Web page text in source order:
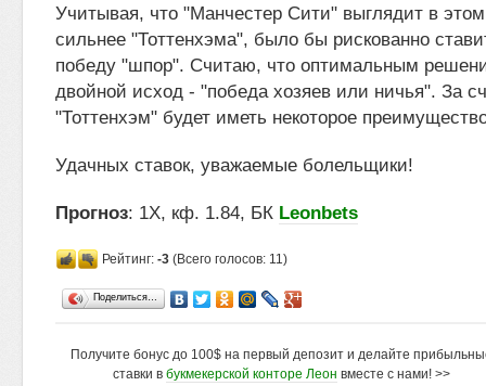
Учитывая, что "Манчестер Сити" выглядит в этом
сильнее "Тоттенхэма", было бы рискованно
победу "шпор". Считаю, что оптимальным
двойной исход - "победа хозяев или ничья". За
"Тоттенхэм" будет иметь некоторое
Удачных ставок, уважаемые болельщики!
Прогноз: 1Х, кф. 1.84, БК Leonbets
Рейтинг: -3 (Всего голосов: 11)
Поделиться…
Получите бонус до 100$ на первый депозит и делайте
ставки в букмекерской конторе Леон вместе с нами! >>